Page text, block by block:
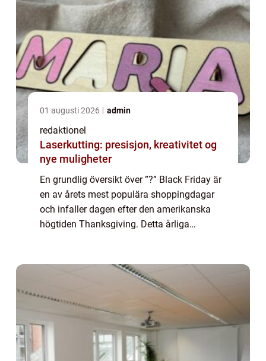
01 augusti 2026 admin
redaktionel
Laserkutting: presisjon, kreativitet og
nye muligheter
En grundlig översikt över ”?” Black Friday är
en av årets mest populära shoppingdagar
och infaller dagen efter den amerikanska
högtiden Thanksgiving. Detta årliga